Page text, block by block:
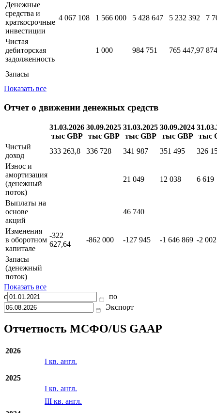
Денежные
средства и
краткосрочные
инвестиции
4 067 108 1 566 000 5 428 647 5 232 392 7
Чистая
дебиторская
задолженность
1 000 984 751 765 447,97
Запасы
Показать все
Отчет о движении денежных средств
31.03.2026
тыс GBP
30.09.2025
тыс GBP
31.03.2025
тыс GBP
30.09.2024
тыс GBP
тыс
Чистый
доход
333 263,8 336 728 341 987 351 495
326
Износ и
амортизация
(денежный
поток)
21 049 12 038 6 619
Выплаты на
основе
акций
46 740
Изменения
в оборотном
капитале
-322
627,64
-862 000 -127 945 -1 646 869 -2
Запасы
(денежный
поток)
Показать все
с
по
Экспорт
Отчетность МСФО/US GAAP
2026
I кв. англ.
2025
I кв. англ.
III кв. англ.